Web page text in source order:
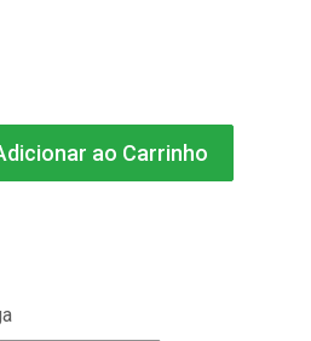
ao Carrinho